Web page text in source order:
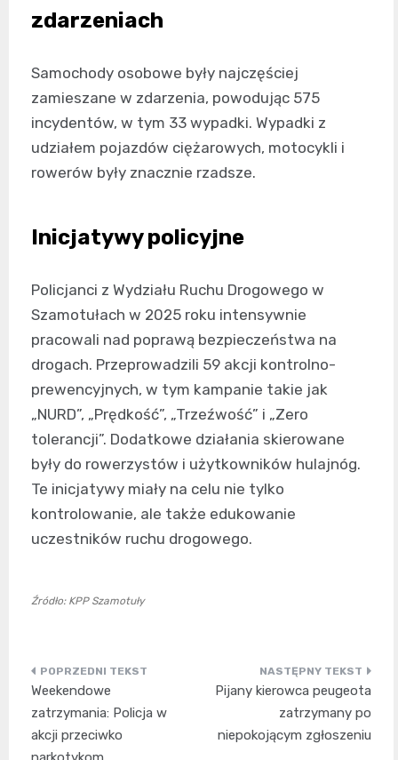
zdarzeniach
Samochody osobowe były najczęściej
zamieszane w zdarzenia, powodując 575
incydentów, w tym 33 wypadki. Wypadki z
udziałem pojazdów ciężarowych, motocykli i
rowerów były znacznie rzadsze.
Inicjatywy policyjne
Policjanci z Wydziału Ruchu Drogowego w
Szamotułach w 2025 roku intensywnie
pracowali nad poprawą bezpieczeństwa na
drogach. Przeprowadzili 59 akcji kontrolno-
prewencyjnych, w tym kampanie takie jak
„NURD”, „Prędkość”, „Trzeźwość” i „Zero
tolerancji”. Dodatkowe działania skierowane
były do rowerzystów i użytkowników hulajnóg.
Te inicjatywy miały na celu nie tylko
kontrolowanie, ale także edukowanie
uczestników ruchu drogowego.
Źródło: KPP Szamotuły
Nawigacja
wpisu
Weekendowe
zatrzymania: Policja w
akcji przeciwko
Pijany kierowca peugeota
zatrzymany po
niepokojącym zgłoszeniu